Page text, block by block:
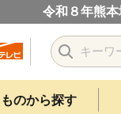
令和８年熊
ものから探す